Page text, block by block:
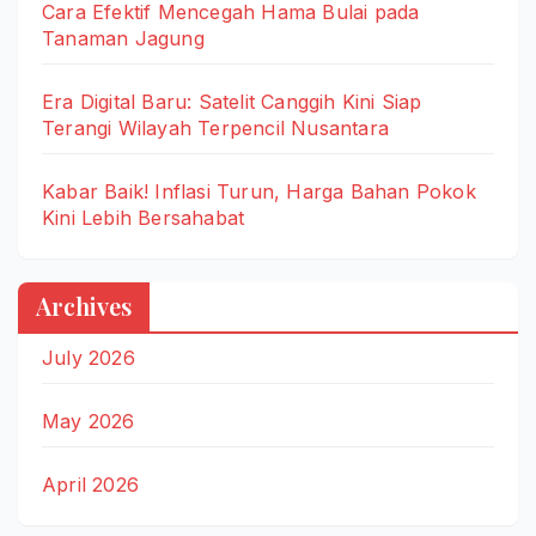
Cara Efektif Mencegah Hama Bulai pada
Tanaman Jagung
Era Digital Baru: Satelit Canggih Kini Siap
Terangi Wilayah Terpencil Nusantara
Kabar Baik! Inflasi Turun, Harga Bahan Pokok
Kini Lebih Bersahabat
Archives
July 2026
May 2026
April 2026